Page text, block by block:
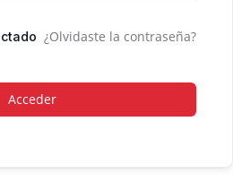
¿Olvidaste la contraseña?
Acceder